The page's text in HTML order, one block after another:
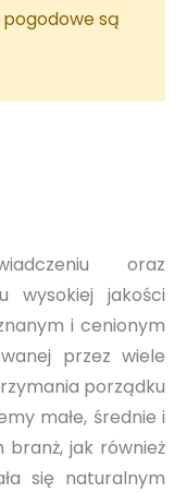
są
oraz
wysokiej jakości
i cenionym
przez wiele
porządku
małe, średnie i
branż, jak również
się naturalnym